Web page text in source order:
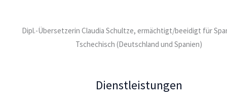
Dipl.-Übersetzerin Claudia Schultze, ermächtigt/beeidigt für
Tschechisch (Deutschland und Spanien)
Dienstleistungen